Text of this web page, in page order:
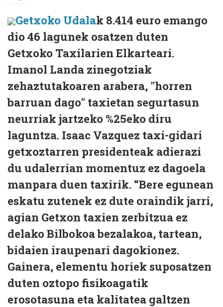
Getxoko Udalak 8.414 euro emango
dio 46 lagunek osatzen duten
Getxoko Taxilarien Elkarteari.
Imanol Landa zinegotziak
zehaztutakoaren arabera, "horren
barruan dago" taxietan segurtasun
neurriak jartzeko %25eko diru
laguntza. Isaac Vazquez taxi-gidari
getxoztarren presidenteak adierazi
du udalerrian momentuz ez dagoela
manpara duen taxirik. “Bere egunean
eskatu zutenek ez dute oraindik jarri,
agian Getxon taxien zerbitzua ez
delako Bilbokoa bezalakoa, tartean,
bidaien iraupenari dagokionez.
Gainera, elementu horiek suposatzen
duten oztopo fisikoagatik
erosotasuna eta kalitatea galtzen